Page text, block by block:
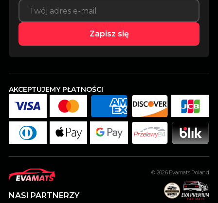
Zapisz się
AKCEPTUJEMY PŁATNOŚCI
© 2026 Evamats Poland
NASI PARTNERZY